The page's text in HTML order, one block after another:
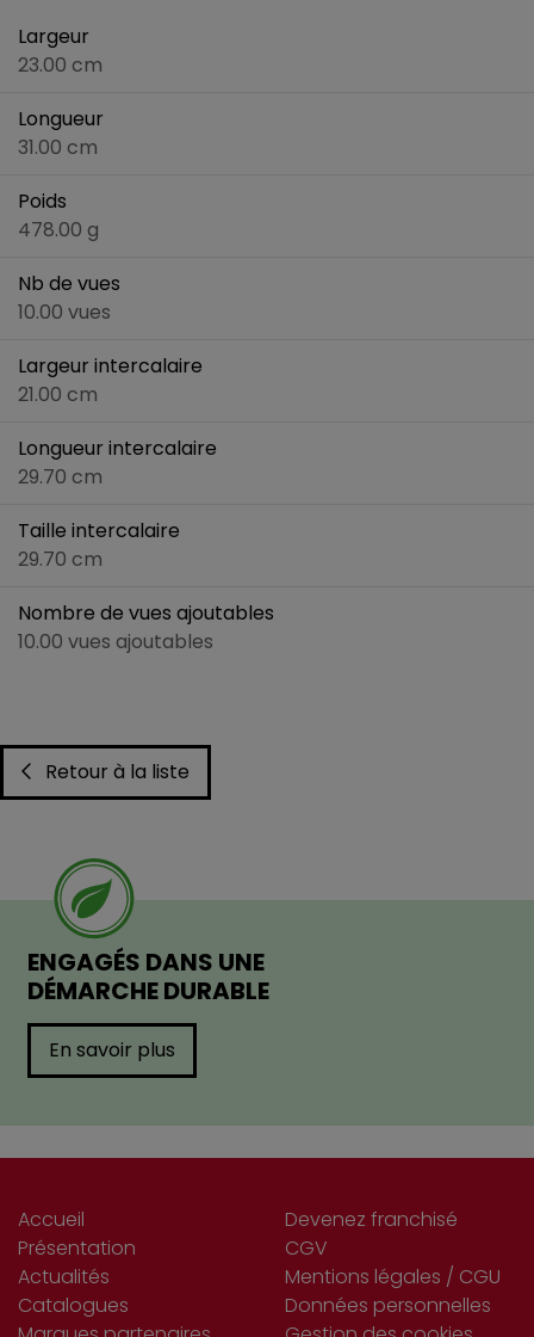
Largeur
23.00 cm
Longueur
31.00 cm
Poids
478.00 g
Nb de vues
10.00 vues
Largeur intercalaire
21.00 cm
Longueur intercalaire
29.70 cm
Taille intercalaire
29.70 cm
Nombre de vues ajoutables
10.00 vues ajoutables
Retour à la liste
ENGAGÉS DANS UNE
DÉMARCHE DURABLE
En savoir plus
Accueil
Présentation
Actualités
Catalogues
Devenez franchisé
CGV
Mentions légales / CGU
Données personnelles